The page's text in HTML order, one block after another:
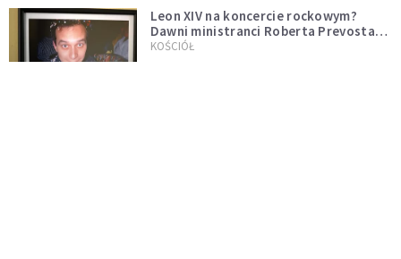
Leon XIV na koncercie rockowym?
Dawni ministranci Roberta Prevosta
wspominają młodość przyszłego
KOŚCIÓŁ